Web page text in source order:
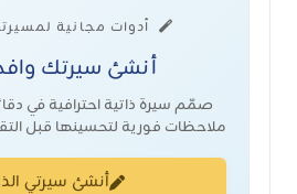
أدوات مجانية
أنشئ سيرتك
صمّم سيرة ذاتية احترافية في
ملاحظات فورية لتحسينها قبل
أنشئ سيرتي